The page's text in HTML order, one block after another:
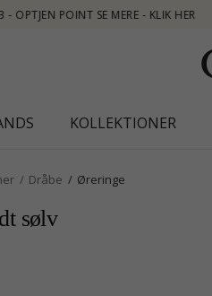
KOLLEKTIONER
Dråbe Øreringe
sølv